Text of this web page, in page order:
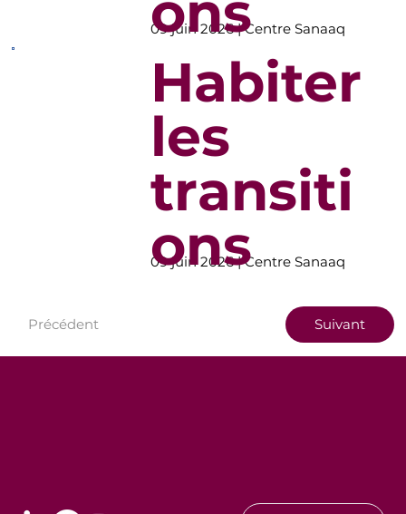
09 juin 2026 | Centre Sanaaq
09 juin 2026 | Centre Sanaaq
Habiter
les
transiti
ons
Précédent Suivant